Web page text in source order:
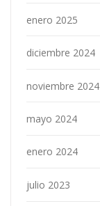
enero 2025
diciembre 2024
noviembre 2024
mayo 2024
enero 2024
julio 2023